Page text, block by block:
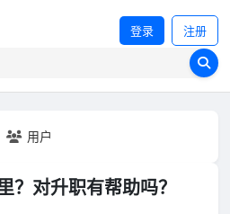
登录 注册
用户
？对升职有帮助吗？